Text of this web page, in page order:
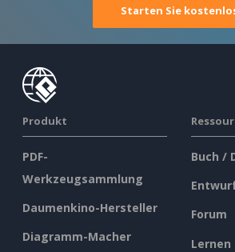
Starten Sie
Produkt
PDF-
Werkzeugsammlung
Daumenkino-Hersteller
Diagramm-Macher
Buch /
Forum
Lernen